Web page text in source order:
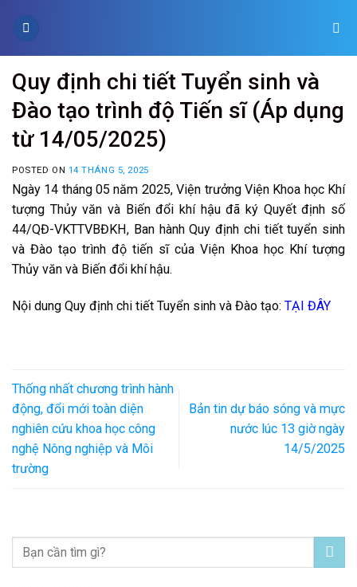
Quy định chi tiết Tuyển sinh và
Đào tạo trình độ Tiến sĩ (Áp dụng
từ 14/05/2025)
POSTED ON 14 THÁNG 5, 2025
Ngày 14 tháng 05 năm 2025, Viện trưởng Viện Khoa học Khí
tượng Thủy văn và Biến đổi khí hậu đã ký Quyết định số
44/QĐ-VKTTVBĐKH, Ban hành Quy định chi tiết tuyển sinh
và Đào tạo trình độ tiến sĩ của Viện Khoa học Khí tượng
Thủy văn và Biến đổi khí hậu.
Nội dung Quy định chi tiết Tuyển sinh và Đào tạo: TẠI ĐÂY
Thống nhất chương trình hành
động, đổi mới toàn diện
nghiên cứu khoa học công
nghệ Nông nghiệp và Môi
trường
Bản tin dự báo sóng và mực
nước lúc 13 giờ ngày
14/5/2025